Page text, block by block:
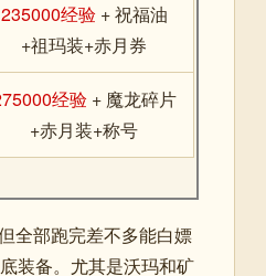
235000经验+ 祝福油
+祖玛装+赤月券
经验+ 魔龙碎片
+赤月装+称号
全部跑完差不多能白嫖
装备。尤其是沃玛和矿